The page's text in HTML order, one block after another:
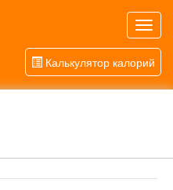
Калькулятор калорий